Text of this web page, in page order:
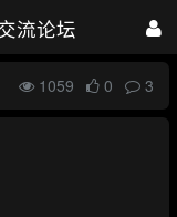
流论坛
1059 0 3